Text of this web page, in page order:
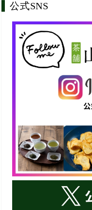
公式SNS